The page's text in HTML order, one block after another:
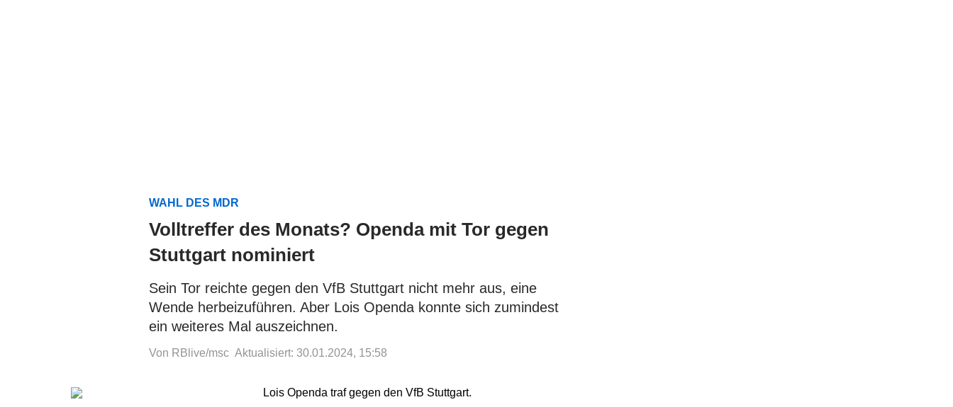
WAHL DES MDR
Volltreffer des Monats? Openda mit Tor gegen
Stuttgart nominiert
Sein Tor reichte gegen den VfB Stuttgart nicht mehr aus, eine
Wende herbeizuführen. Aber Lois Openda konnte sich zumindest
ein weiteres Mal auszeichnen.
Von RBlive/msc Aktualisiert: 30.01.2024, 15:58